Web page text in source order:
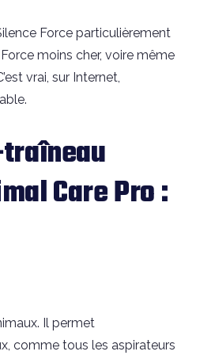
Force particulièrement
moins cher, voire même
vrai, sur Internet,
Care Pro :
Il permet
comme tous les aspirateurs